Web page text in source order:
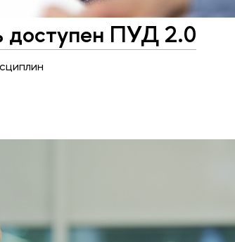
доступен ПУД 2.0